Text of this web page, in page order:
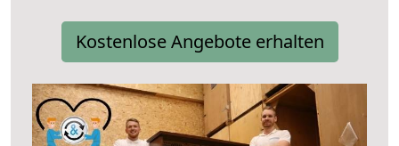
Kostenlose Angebote erhalten